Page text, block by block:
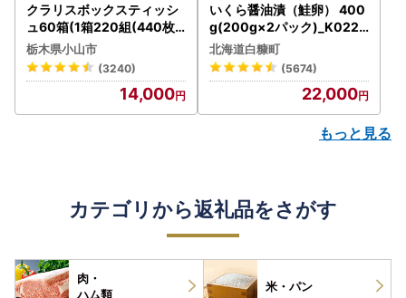
クラリスボックスティッシ
ュ60箱(1箱220組(440枚))
(5個入り×12セット)【配送
不可地域：離島・沖縄県】
【1256759】
栃木県小山市
(3240)
14,000
いくら醤油漬（鮭卵） 400
g(200g×2パック)_K022-
1676
北海道白糠町
(5674)
22,000
もっと見る
カテゴリから返礼品をさがす
肉・
ハム類
米・パン